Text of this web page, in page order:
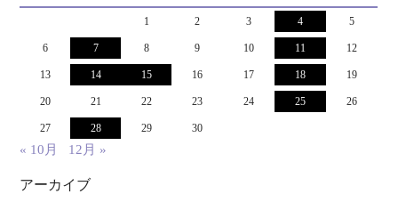
1 2 3 4 5
6 7 8 9 10 11 12
13 14 15 16 17 18 19
20 21 22 23 24 25 26
27 28 29 30
« 10月 12月 »
アーカイブ